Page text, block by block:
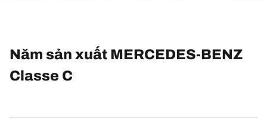
Năm sản xuất MERCEDES-BENZ
Classe C